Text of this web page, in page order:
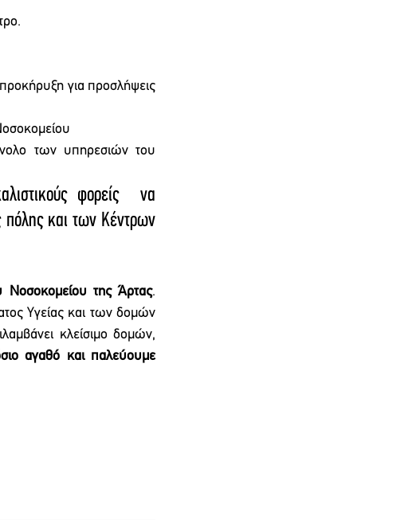
προκήρυξη για προσλήψεις
των υπηρεσιών του
φορείς  να
πόλης και των Κέντρων
Νοσοκομείου της Άρτας.
Υγείας και των δομών
κλείσιμο δομών,
αγαθό και παλεύουμε